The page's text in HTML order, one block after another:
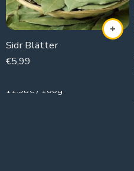
Sidr Blätter
€5,99
11.98€ / 100g